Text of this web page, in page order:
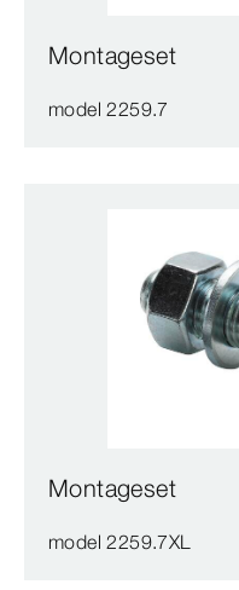
Montageset
model 2259.7
Montageset
model 2259.7XL